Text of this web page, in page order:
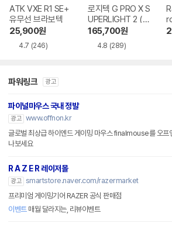
ATK VXE R1 SE+
유무선 브라보텍
25,900원
4.7 (246)
로지텍 G PRO X S
UPERLIGHT 2 (정
품)
165,700원
4.8 (289)
파워링크 광고
파이널마우스 국내 정발
광고 www.offnon.kr
글로벌 최상급 하이엔드 게이밍 마우스 finalmouse를 오프
나보세요
R A Z E R 레이저몰
광고 smartstore.naver.com/razermarket
프리미엄 게이밍기어 RAZER 공식 판매점
이벤트매월 달라지는, 리뷰이벤트